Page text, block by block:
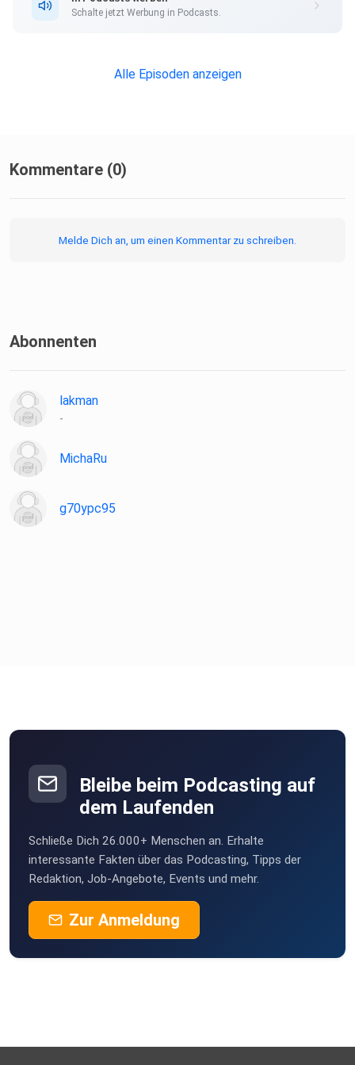
Schalte jetzt Werbung in Podcasts.
Alle Episoden anzeigen
Kommentare (0)
Melde Dich an, um einen Kommentar zu schreiben.
Abonnenten
lakman
-
MichaRu
g70ypc95
Bleibe beim Podcasting auf
dem Laufenden
Schließe Dich 26.000+ Menschen an. Erhalte
interessante Fakten über das Podcasting, Tipps der
Redaktion, Job-Angebote, Events und mehr.
Zur Anmeldung